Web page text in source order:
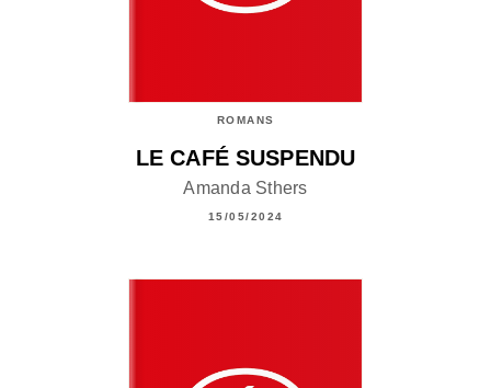
ROMANS
LE CAFÉ SUSPENDU
Amanda Sthers
15/05/2024